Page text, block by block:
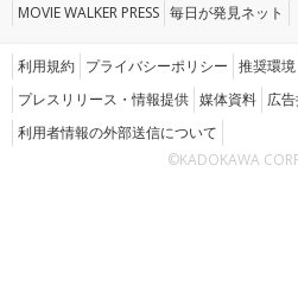
MOVIE WALKER PRESS 毎日が発見ネット
利用規約 プライバシーポリシー 推奨環境
プレスリリース・情報提供 媒体資料 広
利用者情報の外部送信について
©KADOKAWA